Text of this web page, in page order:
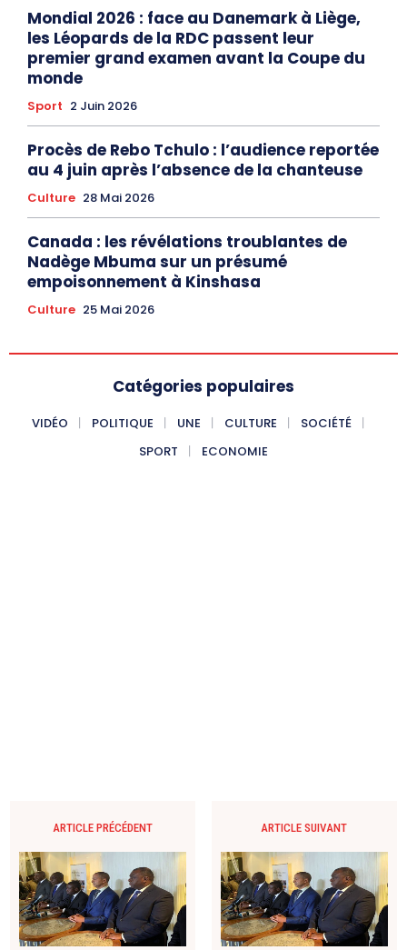
Mondial 2026 : face au Danemark à Liège,
les Léopards de la RDC passent leur
premier grand examen avant la Coupe du
monde
Sport 2 Juin 2026
Procès de Rebo Tchulo : l’audience reportée
au 4 juin après l’absence de la chanteuse
Culture 28 Mai 2026
Canada : les révélations troublantes de
Nadège Mbuma sur un présumé
empoisonnement à Kinshasa
Culture 25 Mai 2026
Catégories populaires
VIDÉO POLITIQUE UNE CULTURE
SOCIÉTÉ
SPORT
ECONOMIE
ARTICLE PRÉCÉDENT ARTICLE SUIVANT